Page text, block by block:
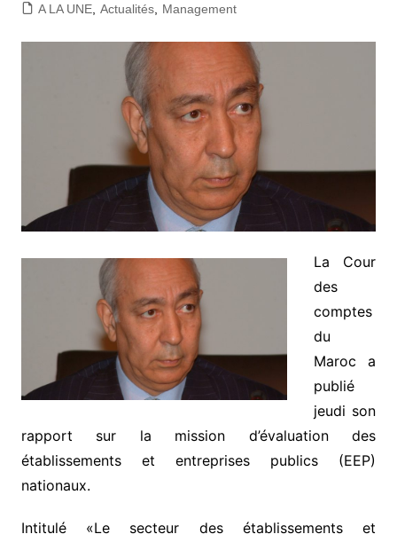
A LA UNE, Actualités, Management
La Cour
des
comptes
du
Maroc a
publié
jeudi son
rapport sur la mission d’évaluation des
établissements et entreprises publics (EEP)
nationaux.
Intitulé «Le secteur des établissements et